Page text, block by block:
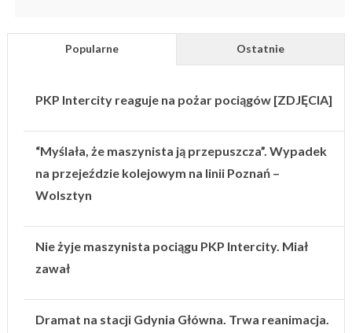
Popularne Ostatnie
PKP Intercity reaguje na pożar pociągów [ZDJĘCIA]
“Myślała, że maszynista ją przepuszcza”. Wypadek
na przejeździe kolejowym na linii Poznań –
Wolsztyn
Nie żyje maszynista pociągu PKP Intercity. Miał
zawał
Dramat na stacji Gdynia Główna. Trwa reanimacja.